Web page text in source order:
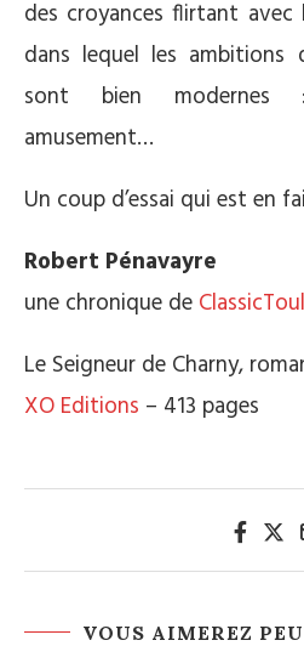
des croyances flirtant avec
dans lequel les ambitions
sont bien modernes
amusement…
Un coup d’essai qui est en
Robert Pénavayre
une chronique de
Le Seigneur de Charny,
XO Editions – 413 pages
VOUS AIMEREZ